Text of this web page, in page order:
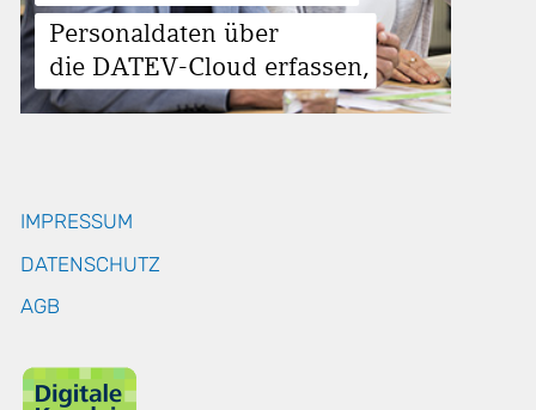
Personaldaten über
die DATEV-Cloud erfassen,
IMPRESSUM
DATENSCHUTZ
AGB